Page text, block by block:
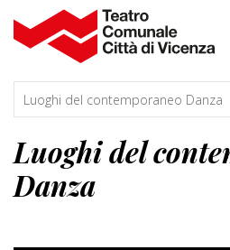
Luoghi del
Danza